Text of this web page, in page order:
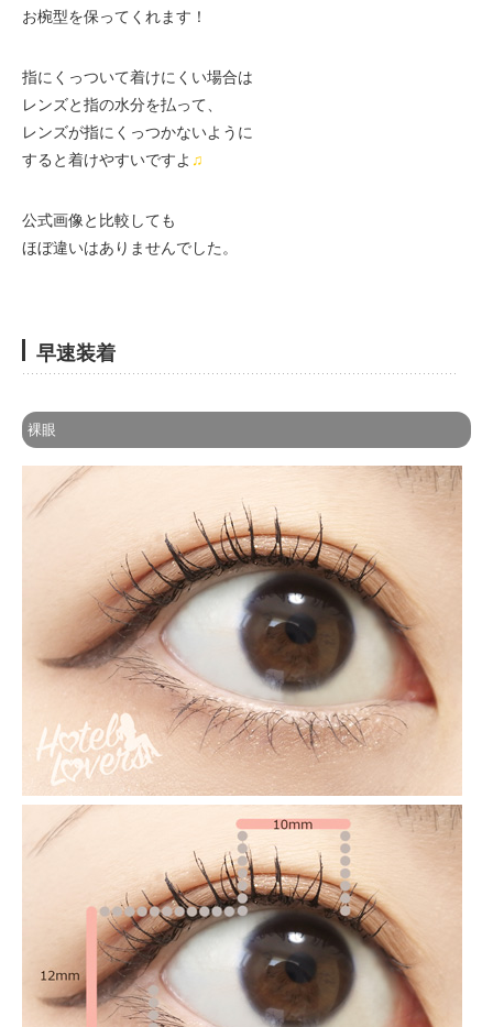
お椀型を保ってくれます！
指にくっついて着けにくい場合は
レンズと指の水分を払って、
レンズが指にくっつかないように
すると着けやすいですよ ♫
公式画像と比較しても
ほぼ違いはありませんでした。
早速装着
裸眼